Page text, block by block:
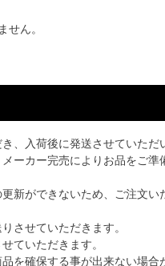
せん。
、入荷後に発送させていただ
ーカー完売によりお品をご
新ができないため、ご注文
させていただきます。
ていただきます。
を確保する事が出来ない場合